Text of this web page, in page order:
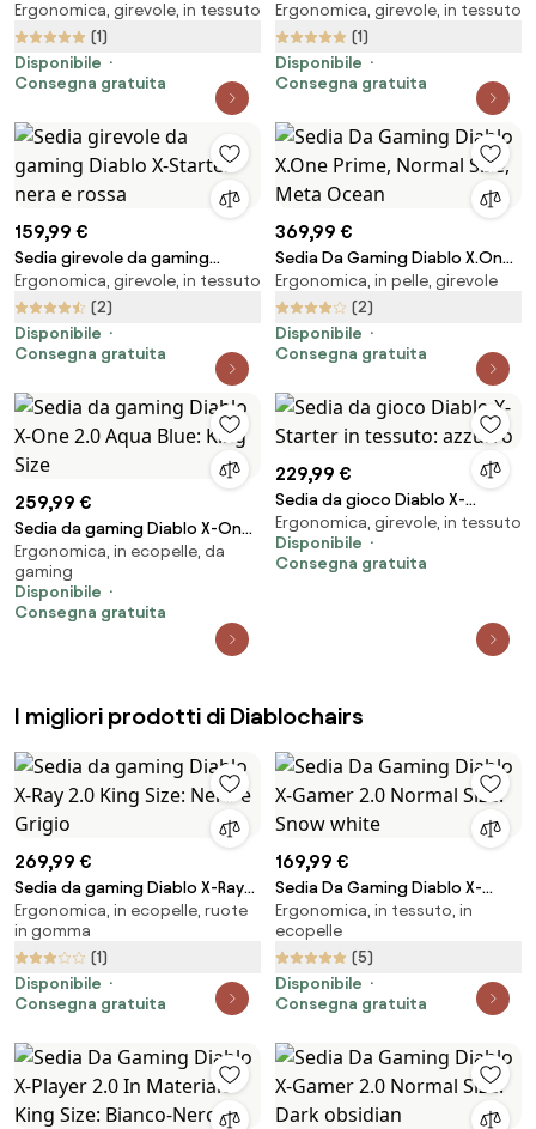
2.0 Aqua Blue: Normal Size
Ergonomica, girevole, in tessuto
(1)
Disponibile
Consegna gratuita
Player 2.0 In Materiale Normal
Size: Frost White
Ergonomica, girevole, in tessuto
(1)
Disponibile
Consegna gratuita
159,99 €
Sedia girevole da gaming
Diablo X-Starter nera e rossa
Ergonomica, girevole, in tessuto
(2)
Disponibile
Consegna gratuita
369,99 €
Sedia Da Gaming Diablo X.One
Prime, Normal Size, Meta Ocean
Ergonomica, in pelle, girevole
(2)
Disponibile
Consegna gratuita
259,99 €
Sedia da gaming Diablo X-One
2.0 Aqua Blue: King Size
Ergonomica, in ecopelle, da
gaming
Disponibile
Consegna gratuita
229,99 €
Sedia da gioco Diablo X-
Starter in tessuto: azzurro
Ergonomica, girevole, in tessuto
Disponibile
Consegna gratuita
I migliori prodotti di Diablochairs
269,99 €
Sedia da gaming Diablo X-Ray
2.0 King Size: Nero e Grigio
Ergonomica, in ecopelle, ruote
in gomma
(1)
Disponibile
Consegna gratuita
169,99 €
Sedia Da Gaming Diablo X-
Gamer 2.0 Normal Size: Snow
white
Ergonomica, in tessuto, in
ecopelle
(5)
Disponibile
Consegna gratuita